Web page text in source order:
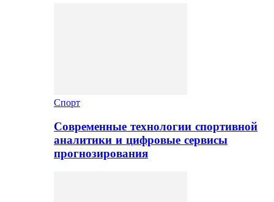
Спорт
Современные технологии спортивной
аналитики и цифровые сервисы
прогнозирования